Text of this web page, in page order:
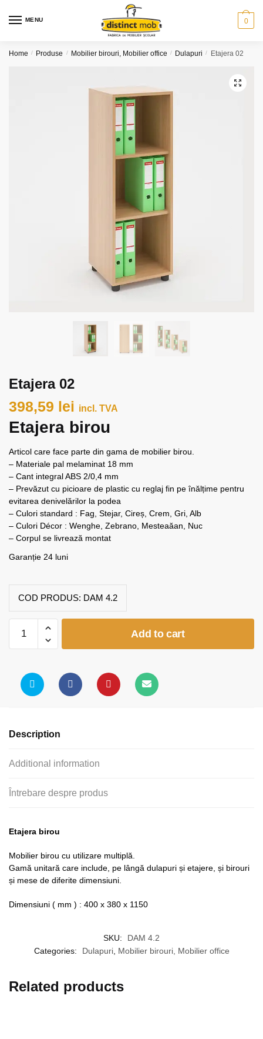
MENU 0
Home / Produse / Mobilier birouri, Mobilier office / Dulapuri / Etajera 02
🔍
Etajera 02
398,59 lei incl. TVA
Etajera birou
Articol care face parte din gama de mobilier birou.
– Materiale pal melaminat 18 mm
– Cant integral ABS 2/0,4 mm
– Prevăzut cu picioare de plastic cu reglaj fin pe înălțime pentru
evitarea denivelărilor la podea
– Culori standard : Fag, Stejar, Cireș, Crem, Gri, Alb
– Culori Décor : Wenghe, Zebrano, Mesteaăan, Nuc
– Corpul se livrează montat
Garanție 24 luni
COD PRODUS: DAM 4.2
Add to cart
Description
Additional information
Întrebare despre produs
Etajera birou
Mobilier birou cu utilizare multiplă.
Gamă unitară care include, pe lângă dulapuri și etajere, și birouri
și mese de diferite dimensiuni.
Dimensiuni ( mm ) : 400 x 380 x 1150
SKU:
DAM 4.2
Categories:
Dulapuri, Mobilier birouri, Mobilier office
Related products